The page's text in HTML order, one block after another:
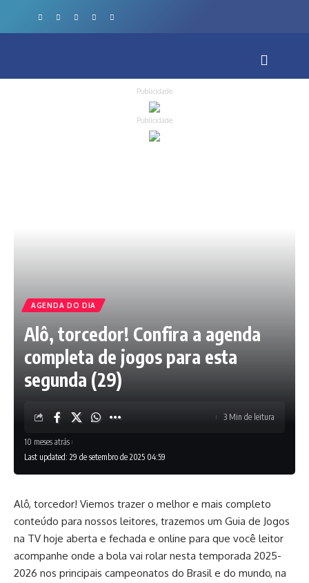
Publicidade
Publicidade
AGENDA DO DIA
Alô, torcedor! Confira a agenda
completa de jogos para esta
segunda (29)
Last updated: 29 de setembro de 2025 04:59
10 meses atrás
3 Min de leitura
Alô, torcedor! Viemos trazer o melhor e mais completo
conteúdo para nossos leitores, trazemos um Guia de Jogos
na TV hoje aberta e fechada e online para que você leitor
acompanhe onde a bola vai rolar nesta temporada 2025-
2026 nos principais campeonatos do Brasil e do mundo, na